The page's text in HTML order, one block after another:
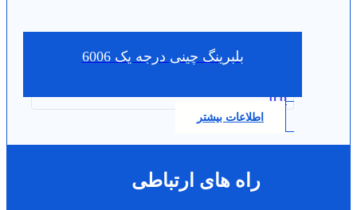
بلبرینگ چینی درجه یک 6006
0.0
اطلاعات بیشتر
راه های ارتباطی